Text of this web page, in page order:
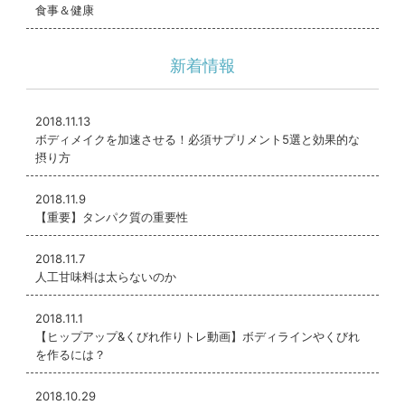
食事＆健康
新着情報
2018.11.13
ボディメイクを加速させる！必須サプリメント5選と効果的な
摂り方
2018.11.9
【重要】タンパク質の重要性
2018.11.7
人工甘味料は太らないのか
2018.11.1
【ヒップアップ&くびれ作りトレ動画】ボディラインやくびれ
を作るには？
2018.10.29